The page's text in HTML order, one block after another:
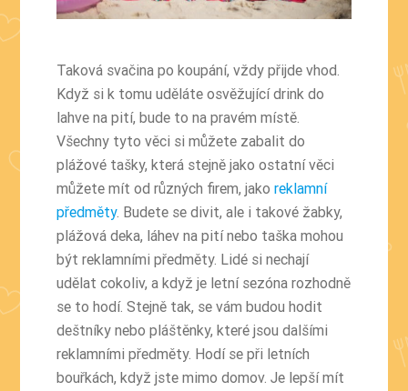
Taková svačina po koupání, vždy přijde vhod.
Když si k tomu uděláte osvěžující drink do
lahve na pití, bude to na pravém místě.
Všechny tyto věci si můžete zabalit do
plážové tašky, která stejně jako ostatní věci
můžete mít od různých firem, jakoreklamní
předměty. Budete se divit, ale i takové žabky,
plážová deka, láhev na pití nebo taška mohou
být reklamními předměty. Lidé si nechají
udělat cokoliv, a když je letní sezóna rozhodně
se to hodí. Stejně tak, se vám budou hodit
deštníky nebo pláštěnky, které jsou dalšími
reklamními předměty. Hodí se při letních
bouřkách, když jste mimo domov. Je lepší mít